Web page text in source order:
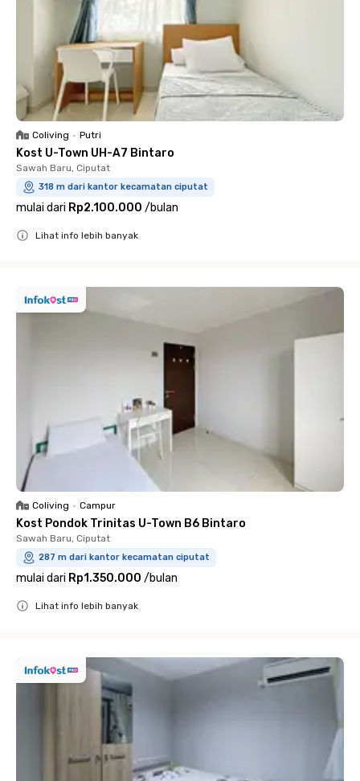
Coliving • Putri
Kost U-Town UH-A7 Bintaro
Sawah Baru, Ciputat
318 m dari kantor kecamatan ciputat
mulai dari Rp2.100.000 /bulan
Lihat info lebih banyak
Coliving • Campur
Kost Pondok Trinitas U-Town B6 Bintaro
Sawah Baru, Ciputat
287 m dari kantor kecamatan ciputat
mulai dari Rp1.350.000 /bulan
Lihat info lebih banyak